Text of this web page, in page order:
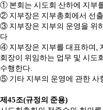
① 본회는 시도회 산하에 지부
② 지부장은 지부총회에서 선
③ 지부장은 지부의 운영을 위
다
④ 지부장은 지부를 대표하며,
회장이 위임하는 업무 및 시도
수행한다.
⑤ 기타 지부의 운영에 관한
제 45조(규정의 준용)